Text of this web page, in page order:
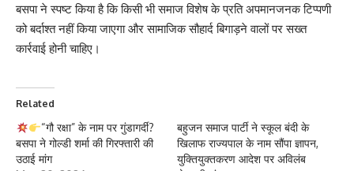
बसपा ने स्पष्ट किया है कि किसी भी समाज विशेष के प्रति अपमानजनक टिप्पणी
को बर्दाश्त नहीं किया जाएगा और सामाजिक सौहार्द बिगाड़ने वालों पर सख्त
कार्रवाई होनी चाहिए।
Related
“गौ रक्षा” के नाम पर गुंडागर्दी?
बसपा ने गोल्डी शर्मा की गिरफ्तारी की
उठाई मांग
बहुजन समाज पार्टी ने स्कूल बंदी के
खिलाफ राज्यपाल के नाम सौंपा ज्ञापन,
युक्तियुक्तकरण आदेश पर अविलंब